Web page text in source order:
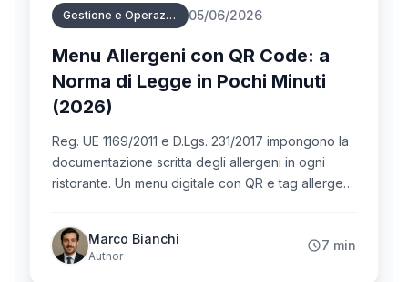
Gestione e Operazioni Menu 05/06/2026
Menu Allergeni con QR Code: a
Norma di Legge in Pochi Minuti
(2026)
Reg. UE 1169/2011 e D.Lgs. 231/2017 impongono la
documentazione scritta degli allergeni in ogni
ristorante. Un menu digitale con QR e tag allergeni
tempo reale, con sanzioni fino a 24.000 € per chi
non è in regola.
Marco Bianchi
Author
7 min